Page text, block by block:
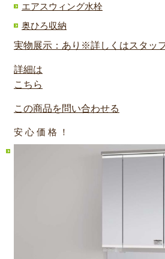
エアスウィング水栓
奥ひろ収納
実物展示：あり※詳しくはスタッ
詳細は
こちら
この商品を問い合わせる
安 心 価 格 ！